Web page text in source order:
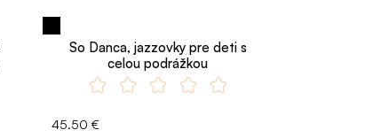
So Danca, jazzovky pre deti s
celou podrážkou
45.50 €